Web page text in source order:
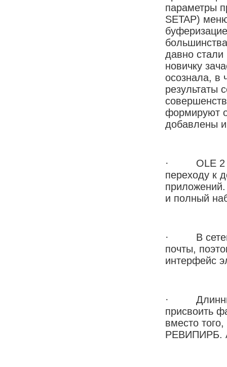
параметры
SETAP)
давно
новичку
осознала, в
результаты
формируют
добавлены
· OLE 2
переходу к
и полный
· В
почты,
интерфейс
· Длинные
присвоить
вместо
РЕВИПИРБ.